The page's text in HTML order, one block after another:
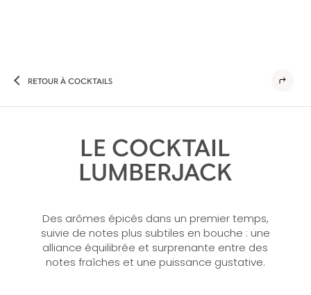
RETOUR À COCKTAILS
LE COCKTAIL
LUMBERJACK
Des arômes épicés dans un premier temps,
suivie de notes plus subtiles en bouche : une
alliance équilibrée et surprenante entre des
notes fraîches et une puissance gustative.